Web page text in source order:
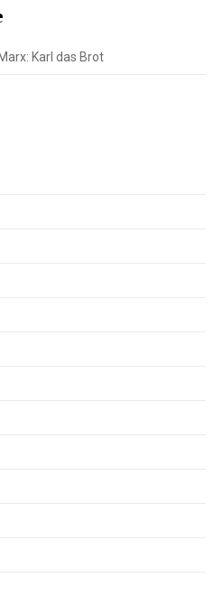
Karl das Brot